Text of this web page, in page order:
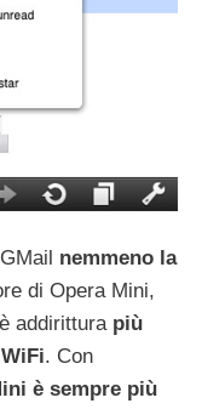
nemmeno la
di Opera Mini,
addirittura più
WiFi. Con
è sempre più